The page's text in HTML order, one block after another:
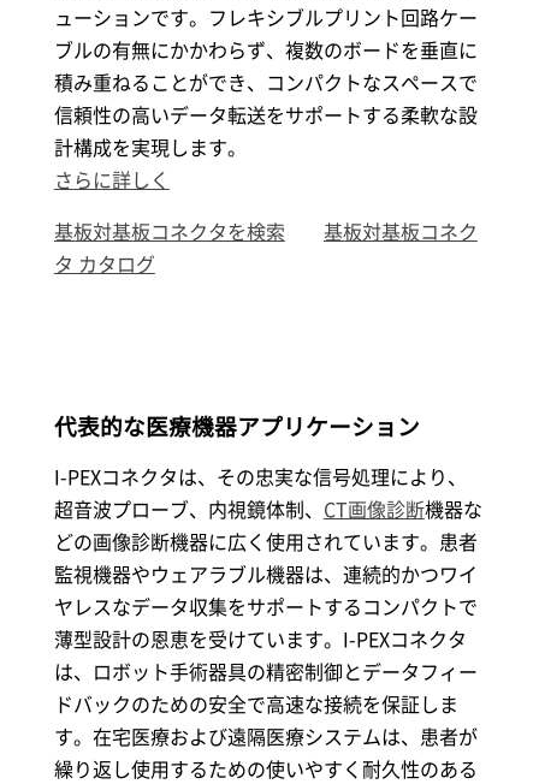
ューションです。フレキシブルプリント回路ケー
ブルの有無にかかわらず、複数のボードを垂直に
積み重ねることができ、コンパクトなスペースで
信頼性の高いデータ転送をサポートする柔軟な設
計構成を実現します。
さらに詳しく
基板対基板コネクタを検索
基板対基板コネク
タ カタログ
代表的な医療機器アプリケーション
I-PEXコネクタは、その忠実な信号処理により、
超音波プローブ、内視鏡体制、 CT画像診断機器な
どの画像診断機器に広く使用されています。患者
監視機器やウェアラブル機器は、連続的かつワイ
ヤレスなデータ収集をサポートするコンパクトで
薄型設計の恩恵を受けています。 I-PEXコネクタ
は、ロボット手術器具の精密制御とデータフィー
ドバックのための安全で高速な接続を保証しま
す。在宅医療および遠隔医療システムは、患者が
繰り返し使用するための使いやすく耐久性のある